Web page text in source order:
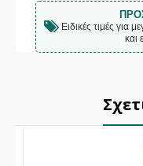
Οι παραγγελίες που
εξυπηρετηθούν με
Ειδικές τιμές για
και